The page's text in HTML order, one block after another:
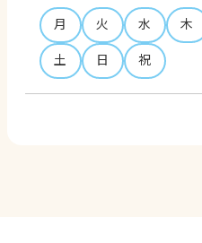
月 火 水 木
土
日 祝